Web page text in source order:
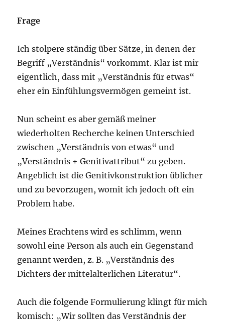
Frage
Ich stolpere ständig über Sätze, in denen der
Begriff „Verständnis“ vorkommt. Klar ist mir
eigentlich, dass mit „Verständnis für etwas“
eher ein Einfühlungsvermögen gemeint ist.
Nun scheint es aber gemäß meiner
wiederholten Recherche keinen Unterschied
zwischen „Verständnis von etwas“ und
„Verständnis + Genitivattribut“ zu geben.
Angeblich ist die Genitivkonstruktion üblicher
und zu bevorzugen, womit ich jedoch oft ein
Problem habe.
Meines Erachtens wird es schlimm, wenn
sowohl eine Person als auch ein Gegenstand
genannt werden, z. B. „Verständnis des
Dichters der mittelalterlichen Literatur“.
Auch die folgende Formulierung klingt für mich
komisch: „Wir sollten das Verständnis der